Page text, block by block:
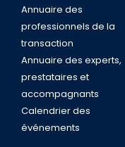
Annuaire des
professionnels de la
transaction
Annuaire des experts,
prestataires et
accompagnants
Calendrier des
événements